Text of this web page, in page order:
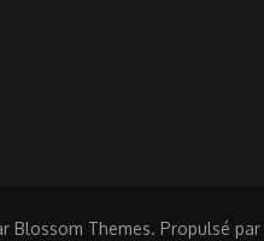
Blossom Themes. Propulsé par